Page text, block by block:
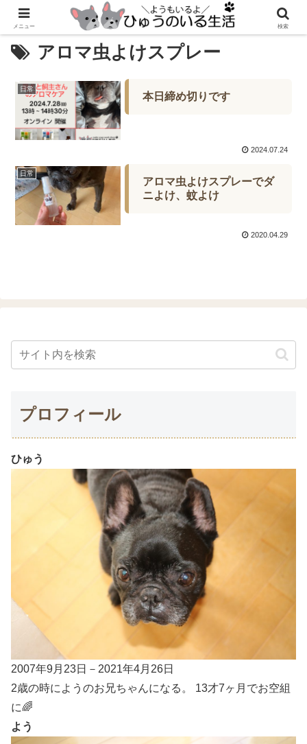
アロマ虫よけスプレー
日常
本日締め切りです
2024.07.24
日常
アロマ虫よけスプレーでダ
ニよけ、蚊よけ
2020.04.29
プロフィール
ひゅう
2007年9月23日－2021年4月26日
2歳の時にようのお兄ちゃんになる。 13才7ヶ月でお空組
に🌈
よう
メニュー 検索